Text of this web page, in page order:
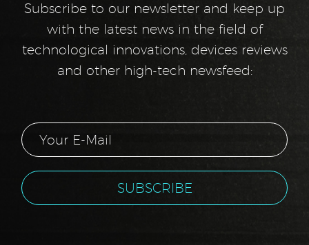
Subscribe to our newsletter and keep up
with the latest news in the field of
technological innovations, devices reviews
and other high-tech newsfeed: